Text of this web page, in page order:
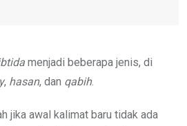
menjadi beberapa jenis, di
, hasan, dan qabih.
jika awal kalimat baru tidak ada